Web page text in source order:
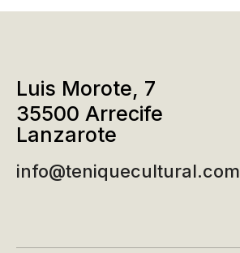
Luis Morote, 7
35500 Arrecife
Lanzarote
info@teniquecultural.com